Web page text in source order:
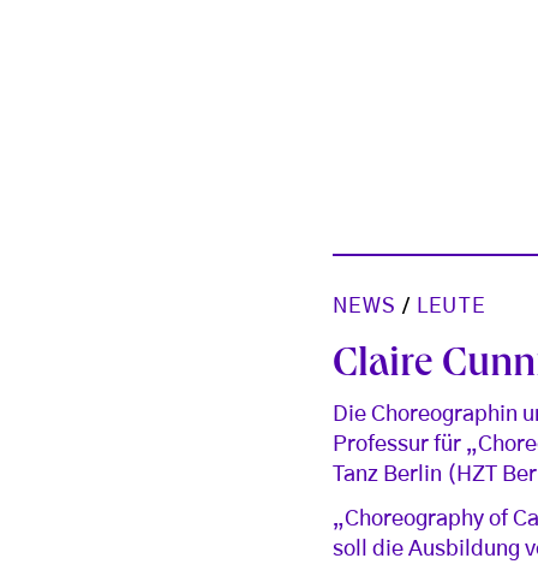
NEWS / LEUTE
Claire
Die Choreographin
Professur für
Tanz Berlin (HZT
„Choreography of
soll die Ausbildung